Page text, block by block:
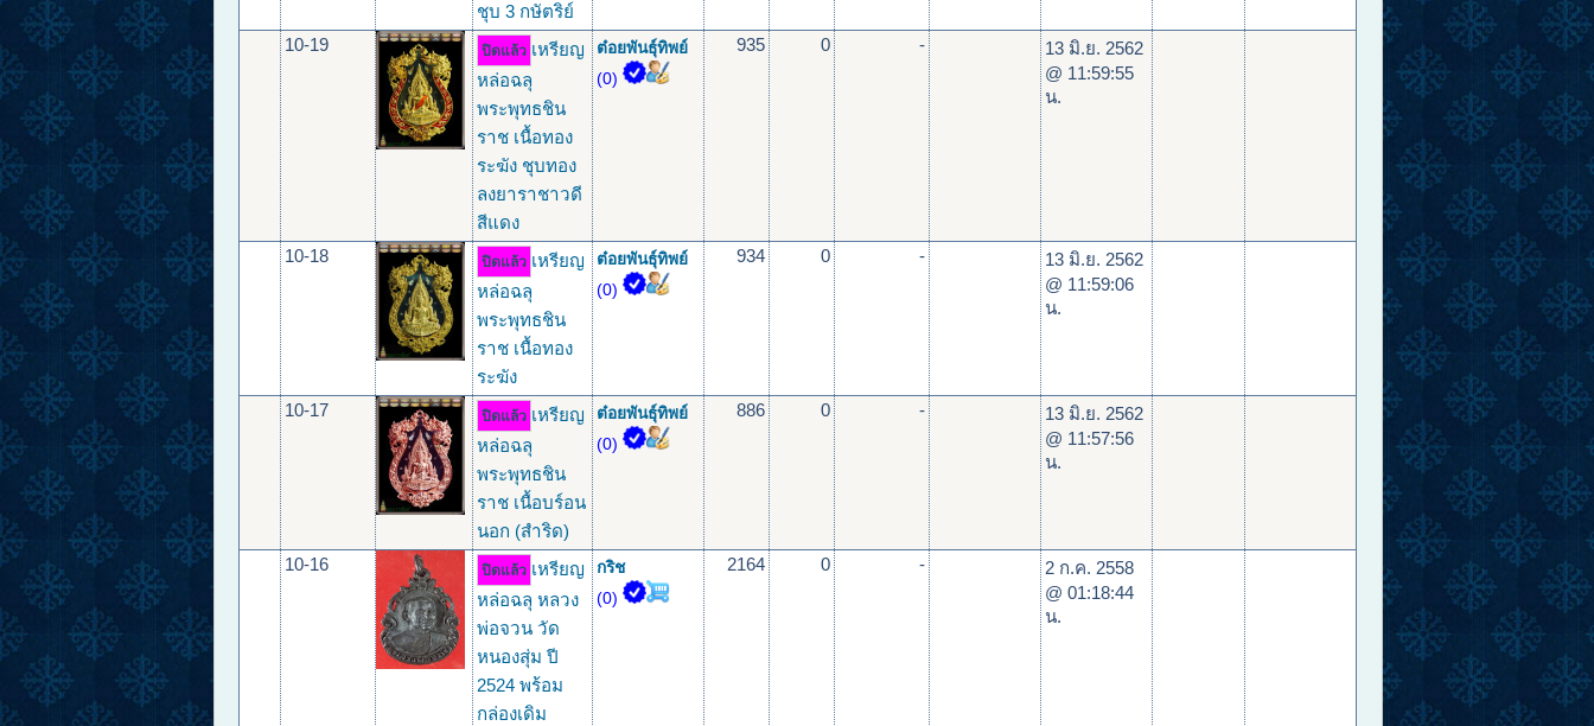
ชุบ 3 กษัตริย์
10-19 ปิดแล้ว เหรียญ
หล่อฉลุ
พระพุทธชิน
ราช เนื้อทอง
ระฆัง ชุบทอง
ลงยาราชาวดี
สีแดง
ต๋อยพันธุ์ทิพย์
(0)
935 0 -
13 มิ.ย. 2562
@ 11:59:55
น.
10-18 ปิดแล้ว เหรียญ
หล่อฉลุ
พระพุทธชิน
ราช เนื้อทอง
ระฆัง
ต๋อยพันธุ์ทิพย์
(0)
934 0 -
13 มิ.ย. 2562
@ 11:59:06
น.
10-17 ปิดแล้ว เหรียญ
หล่อฉลุ
พระพุทธชิน
ราช เนื้อบร์อน
นอก (สำริด)
ต๋อยพันธุ์ทิพย์
(0)
886 0 -
13 มิ.ย. 2562
@ 11:57:56
น.
10-16 ปิดแล้ว เหรียญ
หล่อฉลุ หลวง
พ่อจวน วัด
หนองสุ่ม ปี
2524 พร้อม
กล่องเดิม
กริช
(0)
2164 0 -
2 ก.ค. 2558
@ 01:18:44
น.